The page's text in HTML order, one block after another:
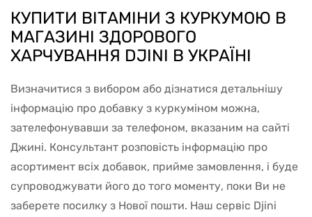
КУПИТИ ВІТАМІНИ З КУРКУМОЮ В
МАГАЗИНІ ЗДОРОВОГО
ХАРЧУВАННЯ DJINI В УКРАЇНІ
Визначитися з вибором або дізнатися детальнішу
інформацію про добавку з куркуміном можна,
зателефонувавши за телефоном, вказаним на сайті
Джині. Консультант розповість інформацію про
асортимент всіх добавок, прийме замовлення, і буде
супроводжувати його до того моменту, поки Ви не
заберете посилку з Нової пошти. Наш сервіс Djini